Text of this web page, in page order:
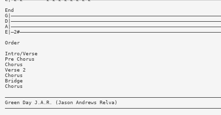
End
Order
Intro/Verse
Pre Chorus
Chorus
Verse 2
Chorus
Bridge
Chorus
Green Day J.A.R. (Jason Andrews Relva)